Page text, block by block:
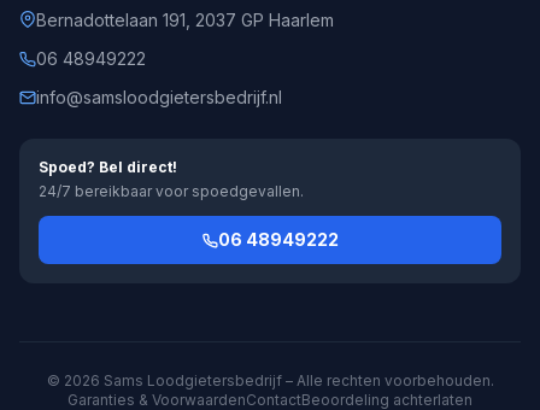
Bernadottelaan 191, 2037 GP Haarlem
06 48949222
info@samsloodgietersbedrijf.nl
Spoed? Bel direct!
24/7 bereikbaar voor spoedgevallen.
06 48949222
© 2026 Sams Loodgietersbedrijf – Alle rechten voorbehouden.
Garanties & VoorwaardenContactBeoordeling achterlaten